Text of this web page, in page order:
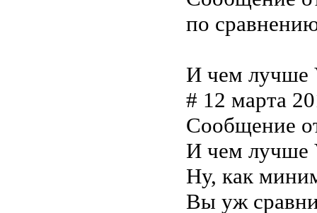
по
И чем лучше
# 12 марта
Сообщение
И чем лучше
Ну, как
Вы уж